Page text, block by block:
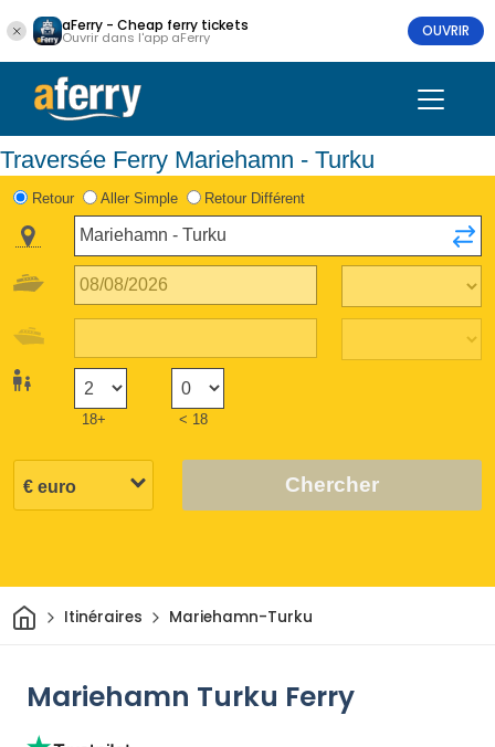
aFerry - Cheap ferry tickets
Ouvrir dans l'app aFerry OUVRIR
Traversée Ferry Mariehamn - Turku
Retour Aller Simple Retour Différent
18+ < 18
Chercher
Maison
Itinéraires Mariehamn-Turku
Mariehamn Turku Ferry